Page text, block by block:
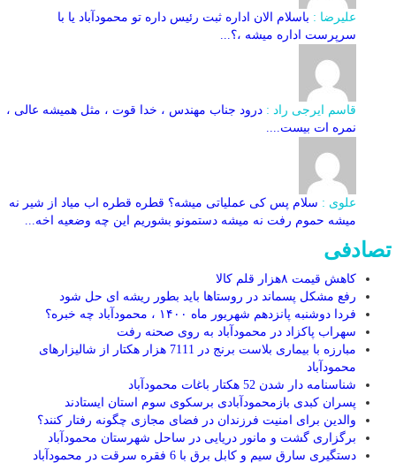
علیرضا : باسلام الان اداره ثبت رئیس داره تو محمودآباد یا با
سرپرست اداره میشه ،؟...
قاسم ایرجی راد : درود جناب مهندس ، خدا قوت ، مثل همیشه عالی ،
نمره ات بیست....
علوی : سلام پس کی عملیاتی میشه؟ قطره قطره اب میاد از شیر نه
میشه حموم رفت نه میشه دستمونو بشوریم این چه وضعیه اخه...
تصادفی
کاهش قیمت ۸‌هزار قلم کالا
رفع مشکل پسماند در روستاها باید بطور ریشه ای حل شود
فردا دوشنبه پانزدهم شهریور ماه ۱۴۰۰ ، محمودآباد چه خبره؟
سهراب پاکزاد در محمودآباد به روی صحنه رفت
مبارزه با بیماری بلاست برنج در 7111 هزار هکتار از شالیزارهای
محمودآباد
شناسنامه دار شدن 52 هکتار باغات محمودآباد
پسران کبدی بازمحمودآبادی برسکوی سوم استان ایستادند
والدین برای امنیت فرزندان در فضای مجازی چگونه رفتار کنند؟
برگزاری گشت و مانور دریایی در ساحل شهرستان محمودآباد
دستگیری سارق سیم و کابل برق با 6 فقره سرقت در محمودآباد